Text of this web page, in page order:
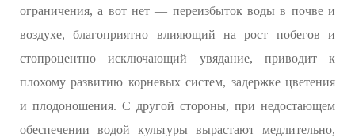
ограничения, а вот нет — переизбыток воды в почве и
воздухе, благоприятно влияющий на рост побегов и
стопроцентно исключающий увядание, приводит к
плохому развитию корневых систем, задержке цветения
и плодоношения. С другой стороны, при недостающем
обеспечении водой культуры вырастают медлительно,